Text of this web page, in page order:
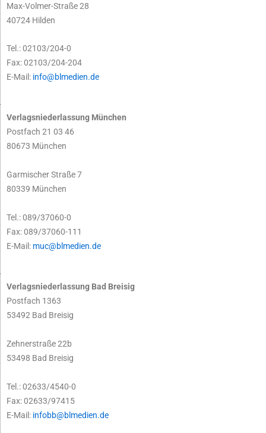
Max-Volmer-Straße 28
40724 Hilden
Tel.: 02103/204-0
Fax: 02103/204-204
E-Mail: info@blmedien.de
Verlagsniederlassung München
Postfach 21 03 46
80673 München
Garmischer Straße 7
80339 München
Tel.: 089/37060-0
Fax: 089/37060-111
E-Mail: muc@blmedien.de
Verlagsniederlassung Bad Breisig
Postfach 1363
53492 Bad Breisig
Zehnerstraße 22b
53498 Bad Breisig
Tel.: 02633/4540-0
Fax: 02633/97415
E-Mail: infobb@blmedien.de